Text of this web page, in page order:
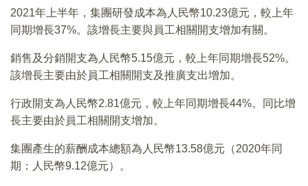
2021年上半年，集團研發成本為人民幣10.23億元，較上年
同期增長37%。該增長主要與員工相關開支增加有關。
銷售及分銷開支為人民幣5.15億元，較上年同期增長52%。
該增長主要由於員工相關開支及推廣支出增加。
行政開支為人民幣2.81億元，較上年同期增長44%。同比增
長主要由於員工相關開支增加。
集團產生的薪酬成本總額為人民幣13.58億元（2020年同
期：人民幣9.12億元）。